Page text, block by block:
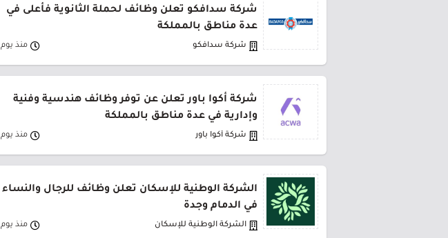
شركة سدافكو تعلن وظائف لحملة الثانوية فأعلى في
عدة مناطق بالمملكة
شركة سدافكو منذ يوم
شركة أكوا باور تعلن عن توفر وظائف هندسية وفنية
وإدارية في عدة مناطق بالمملكة
شركة أكوا باور منذ يوم
الشركة الوطنية للإسكان تعلن وظائف للرجال والنساء
في الدمام وجدة
الشركة الوطنية للإسكان منذ يوم